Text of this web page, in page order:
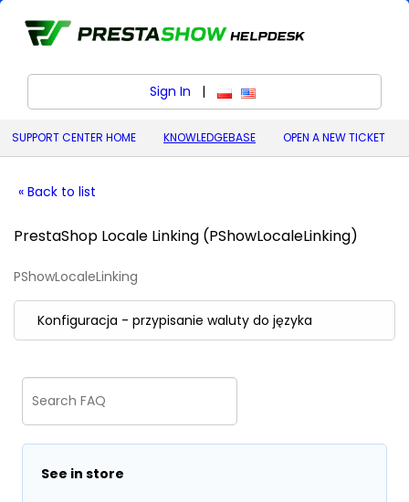
Sign In | polski (Polish)
English (United States)
SUPPORT CENTER HOME KNOWLEDGEBASE OPEN A NEW TICKET
« Back to list
PrestaShop Locale Linking (PShowLocaleLinking)
PShowLocaleLinking
Konfiguracja - przypisanie waluty do języka
See in store